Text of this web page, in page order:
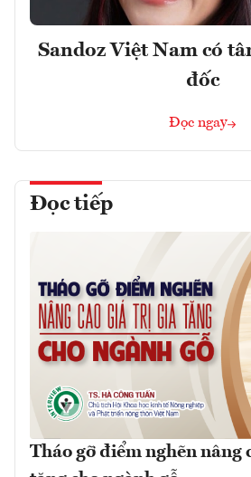
Sandoz Việt Nam có
đốc
Đọc ngay
Đọc tiếp
Tháo gỡ điểm nghẽn nâng